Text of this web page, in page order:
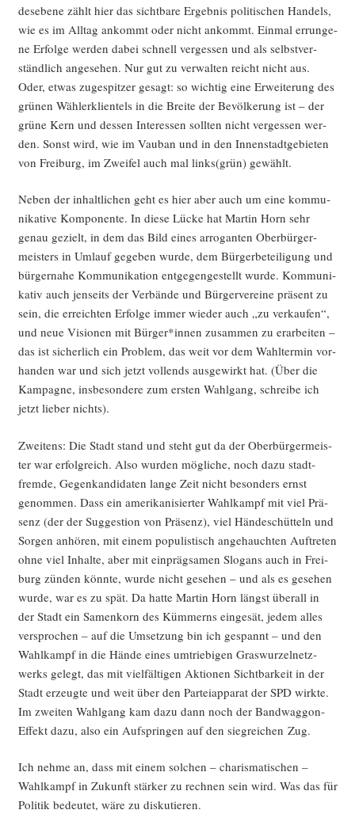
des­ebe­ne zählt hier das sicht­ba­re Ergeb­nis poli­ti­schen Han­dels,
wie es im All­tag ankommt oder nicht ankommt. Ein­mal errun­ge­
ne Erfol­ge wer­den dabei schnell ver­ges­sen und als selbst­ver­
ständ­lich ange­se­hen. Nur gut zu ver­wal­ten reicht nicht aus.
Oder, etwas zuge­spit­zer gesagt: so wich­tig eine Erwei­te­rung des
grü­nen Wäh­ler­kli­en­tels in die Brei­te der Bevöl­ke­rung ist – der
grü­ne Kern und des­sen Inter­es­sen soll­ten nicht ver­ges­sen wer­
den. Sonst wird, wie im Vau­ban und in den Innen­stadt­ge­bie­ten
von Frei­burg, im Zwei­fel auch mal links(grün) gewählt.
Neben der inhalt­li­chen geht es hier aber auch um eine kom­mu­
ni­ka­ti­ve Kom­po­nen­te. In die­se Lücke hat Mar­tin Horn sehr
genau gezielt, in dem das Bild eines arro­gan­ten Ober­bür­ger­
meis­ters in Umlauf gege­ben wur­de, dem Bür­ger­be­tei­li­gung und
bür­ger­na­he Kom­mu­ni­ka­ti­on ent­ge­gen­ge­stellt wur­de. Kom­mu­ni­
ka­tiv auch jen­seits der Ver­bän­de und Bür­ger­ver­ei­ne prä­sent zu
sein, die erreich­ten Erfol­ge immer wie­der auch „zu ver­kau­fen“,
und neue Visio­nen mit Bürger*innen zusam­men zu erar­bei­ten –
das ist sicher­lich ein Pro­blem, das weit vor dem Wahl­ter­min vor­
han­den war und sich jetzt voll­ends aus­ge­wirkt hat. (Über die
Kam­pa­gne, ins­be­son­de­re zum ers­ten Wahl­gang, schrei­be ich
jetzt lie­ber nichts).
Zwei­tens: Die Stadt stand und steht gut da der Ober­bür­ger­meis­
ter war erfolg­reich. Also wur­den mög­li­che, noch dazu stadt­
frem­de, Gegen­kan­di­da­ten lan­ge Zeit nicht beson­ders ernst
genom­men. Dass ein ame­ri­ka­ni­sier­ter Wahl­kampf mit viel Prä­
senz (der der Sug­ges­ti­on von Prä­senz), viel Hän­de­schüt­teln und
Sor­gen anhö­ren, mit einem popu­lis­tisch ange­hauch­ten Auf­tre­ten
ohne viel Inhal­te, aber mit ein­präg­sa­men Slo­gans auch in Frei­
burg zün­den könn­te, wur­de nicht gese­hen – und als es gese­hen
wur­de, war es zu spät. Da hat­te Mar­tin Horn längst über­all in
der Stadt ein Samen­korn des Küm­merns ein­ge­sät, jedem alles
ver­spro­chen – auf die Umset­zung bin ich gespannt – und den
Wahl­kampf in die Hän­de eines umtrie­bi­gen Gras­wur­zel­netz­
werks gelegt, das mit viel­fäl­ti­gen Aktio­nen Sicht­bar­keit in der
Stadt erzeug­te und weit über den Par­tei­ap­pa­rat der SPD wirk­te.
Im zwei­ten Wahl­gang kam dazu dann noch der Band­wag­gon-
Effekt dazu, also ein Auf­sprin­gen auf den sieg­rei­chen Zug.
Ich neh­me an, dass mit einem sol­chen – cha­ris­ma­ti­schen –
Wahl­kampf in Zukunft stär­ker zu rech­nen sein wird. Was das für
Poli­tik bedeu­tet, wäre zu diskutieren.